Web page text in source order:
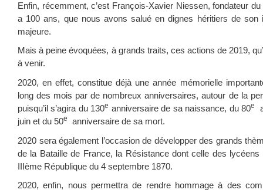
Enfin, récemment, c’est François-Xavier Niessen, fondateur
a 100 ans, que nous avons salué en dignes héritiers de son
majeure.
Mais à peine évoquées, à grands traits, ces actions de 2019,
à venir.
2020, en effet, constitue déjà une année mémorielle
long des mois par de nombreux anniversaires, autour de la
puisqu’il s’agira du 130e anniversaire de sa naissance, du 80e
juin et du 50e anniversaire de sa mort.
2020 sera également l’occasion de développer des grands
de la Bataille de France, la Résistance dont celle des
IIIème République du 4 septembre 1870.
2020, enfin, nous permettra de rendre hommage à des